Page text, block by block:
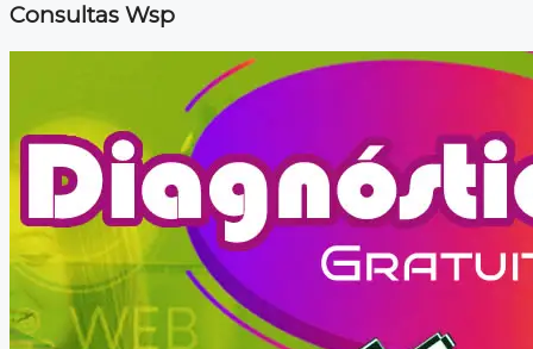
Consultas Wsp